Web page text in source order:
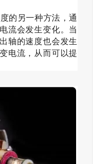
的另一种方法，通
流会发生变化。当
轴的速度也会发生
电流，从而可以提